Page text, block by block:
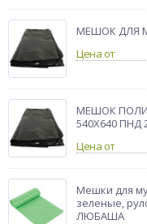
МЕШОК ДЛЯ
Цена от
МЕШОК
540Х640 ПНД
Цена от
Мешки для
зеленые,
ЛЮБАША